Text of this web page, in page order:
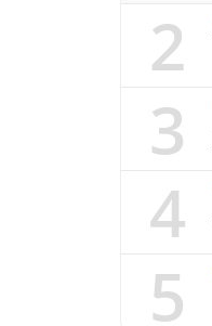
2
3
4
5